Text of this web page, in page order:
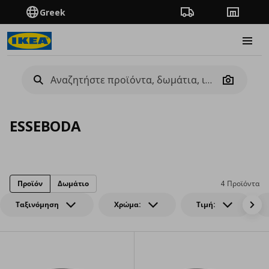
Greek Πορεία παραγγελίας
Camera
ESSEBODA
Ταξινόμηση Χρώμα: Τιμή:
4 Προϊόντα
Προϊόν Δωμάτιο